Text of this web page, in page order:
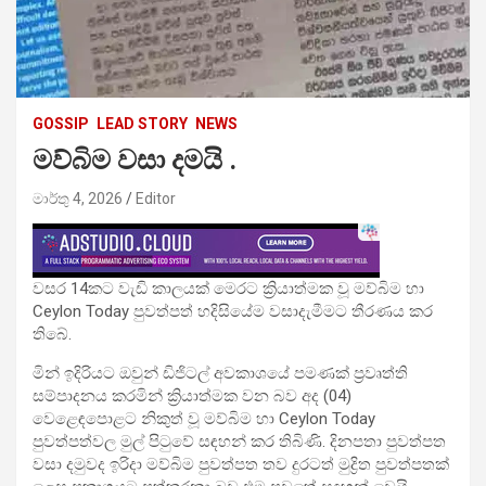
GOSSIP LEAD STORY NEWS
මව්බිම වසා දමයි .
මාර්තු 4, 2026 Editor
වසර 14කට වැඩි කාලයක් මෙරට ක්‍රියාත්මක වූ මව්බිම හා
Ceylon Today පුවත්පත් හදිසියේම වසාදැමීමට තීරණය කර
තිබේ.
මින් ඉදිරියට ඔවුන් ඩිජිටල් අවකාශයේ පමණක් ප්‍රවෘත්ති
සම්පාදනය කරමින් ක්‍රියාත්මක වන බව අද (04)
වෙළෙඳපොළට නිකුත් වූ මව්බිම හා Ceylon Today
පුවත්පත්වල මුල් පිටුවේ සඳහන් කර තිබිණි. දිනපතා පුවත්පත
වසා දමුවද ඉරිදා මව්බිම පුවත්පත තව දුරටත් මුද්‍රිත පුවත්පතක්